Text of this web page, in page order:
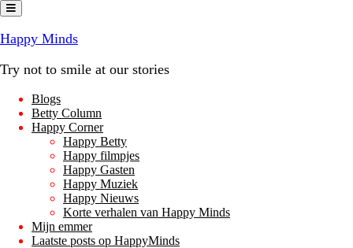
Ga
naar
de
inhoud
Happy Minds
Try not to smile at our stories
Blogs
Betty Column
Happy Corner
Happy Betty
Happy filmpjes
Happy Gasten
Happy Muziek
Happy Nieuws
Korte verhalen van Happy Minds
Mijn emmer
Laatste posts op HappyMinds